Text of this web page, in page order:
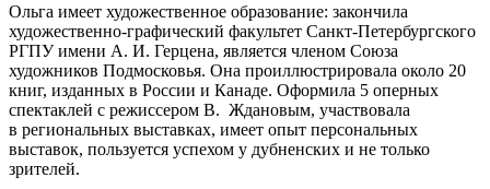
Ольга имеет художественное образование: закончила
художественно-графический факультет Санкт-Петербургского
РГПУ имени А. И. Герцена, является членом Союза
художников Подмосковья. Она проиллюстрировала около 20
книг, изданных в России и Канаде. Оформила 5 оперных
спектаклей с режиссером В. Ждановым, участвовала
в региональных выставках, имеет опыт персональных
выставок, пользуется успехом у дубненских и не только
зрителей.